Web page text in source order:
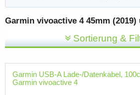
Garmin vivoactive 4 45mm (2019)
Sortierung &
Garmin USB-A Lade-/Datenkabel,
Garmin vivoactive 4